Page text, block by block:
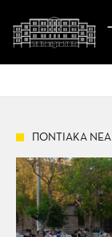
ΠΟΝΤΙΑΚΑ ΝΕΑ